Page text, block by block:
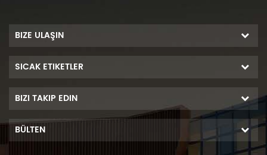
BIZE ULAŞIN
SICAK ETIKETLER
BIZI TAKIP EDIN
BÜLTEN